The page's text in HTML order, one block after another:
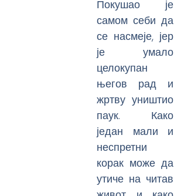
Покушао је
самом себи да
се насмеје, јер
је умало
целокупан
његов рад и
жртву уништио
паук. Како
један мали и
неспретни
корак може да
утиче на читав